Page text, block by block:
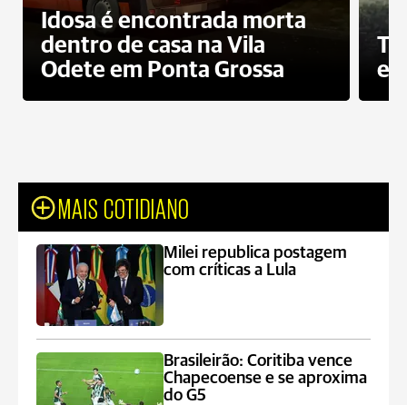
Idosa é encontrada morta
dentro de casa na Vila
Odete em Ponta Grossa
e
MAIS COTIDIANO
Milei republica postagem
com críticas a Lula
Brasileirão: Coritiba vence
Chapecoense e se aproxima
do G5